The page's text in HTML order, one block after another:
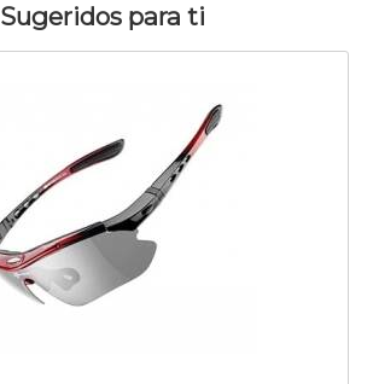
Sugeridos para ti